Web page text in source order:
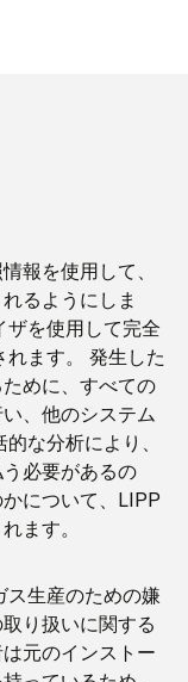
報を使用して、
るようにしま
ザを使用して完全
ます。 発生した
めに、すべての
、他のシステム
な分析により、
必要があるの
について、LIPP
ます。
ス生産のための嫌
り扱いに関する
元のインストー